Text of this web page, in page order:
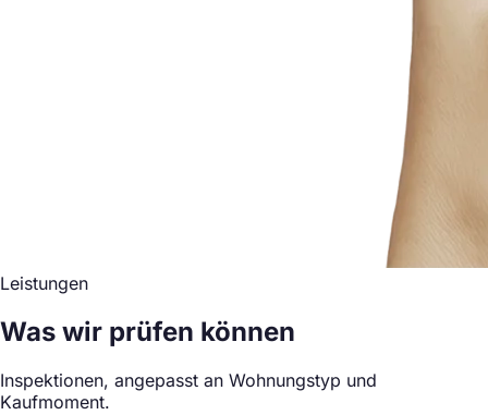
Leistungen
Was wir prüfen können
Inspektionen, angepasst an Wohnungstyp und
Kaufmoment.